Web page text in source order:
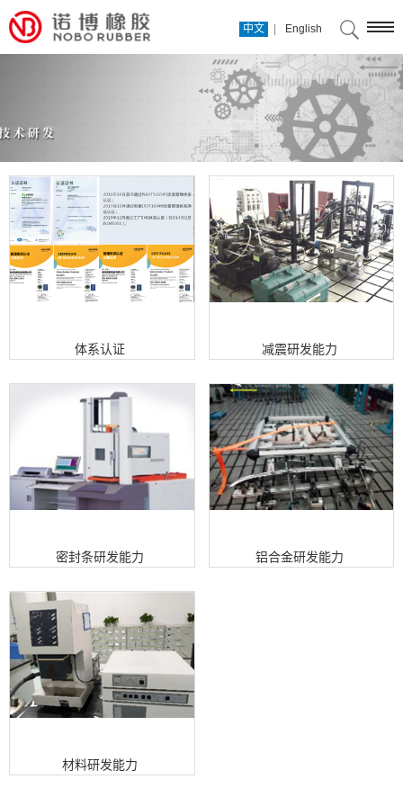
中文 English
体系认证 减震研发能力
密封条研发能力 铝合金研发能力
材料研发能力